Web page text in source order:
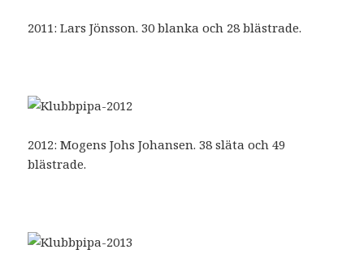
2011: Lars Jönsson. 30 blanka och 28 blästrade.
2012: Mogens Johs Johansen. 38 släta och 49
blästrade.